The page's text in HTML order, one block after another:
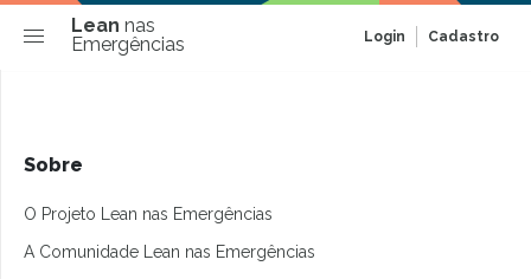
Lean nas
Emergências
Login Cadastro
Sobre
O Projeto Lean nas Emergências
A Comunidade Lean nas Emergências